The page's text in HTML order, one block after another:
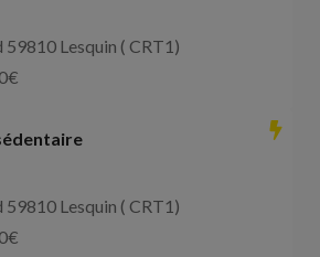
59810 Lesquin ( CRT1)
€
59810 Lesquin ( CRT1)
€